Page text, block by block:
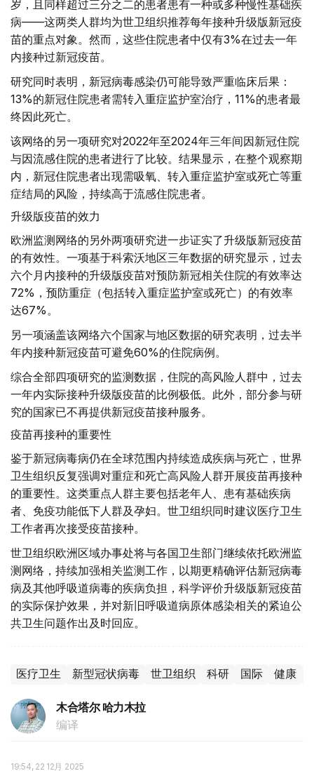
岁，且同样超过三分之二的患者患有一种或多种慢性基础疾
病——这两类人群均为世卫组织推荐每年接种升级版新冠疫
苗的重点对象。然而，这些住院患者中仅有3%在过去一年
内接种过新冠疫苗。
研究同时表明，新冠病毒感染仍可能导致严重临床后果：
13%的新冠住院患者需转入重症监护室治疗，11%的患者最
终因此死亡。
该网络的另一项研究对2022年至2024年三年间因新冠住院
与因流感住院的患者进行了比较。结果显示，在整个观察期
内，新冠住院患者出现需吸氧、转入重症监护室或死亡等重
症结局的风险，持续高于流感住院患者。
升级版疫苗的效力
欧洲监测网络的另外两项研究进一步证实了升级版新冠疫苗
的有效性。一项基于科索沃地区三年数据的研究显示，过去
六个月内接种的升级版疫苗对预防新冠相关住院的有效率达
72%，预防重症（包括转入重症监护室或死亡）的有效率
达67%。
另一项涵盖该网络六个国家与地区数据的研究表明，过去半
年内接种新冠疫苗可避免60%的住院病例。
综合全部四项研究的监测数据，住院的高风险人群中，过去
一年内实际接种升级版疫苗的比例极低。此外，部分参与研
究的国家已不再提供新冠疫苗接种服务。
疫苗再接种的重要性
鉴于新冠病毒病仍在全球范围内持续造成疾病与死亡，世界
卫生组织反复强调对重症和死亡高风险人群开展疫苗再接种
的重要性。这类重点人群主要包括老年人、患有基础疾病
者、免疫功能低下人群及孕妇。世卫组织同时建议医疗卫生
工作者再次接受疫苗接种。
世卫组织欧洲区域办事处将与各国卫生部门继续依托欧洲监
测网络，持续加强相关监测工作，以期更精确评估新冠病毒
病及其他呼吸道病毒的疾病负担，科学评价升级版新冠疫苗
的实际保护效果，并对新旧呼吸道病原体感染相关的紧迫公
共卫生问题作出及时回应。
医疗卫生 新型冠状病毒 世卫组织 科研 国际 健康
木合塔尔 哈力木拉
编译
19:54, 22 12月 2025